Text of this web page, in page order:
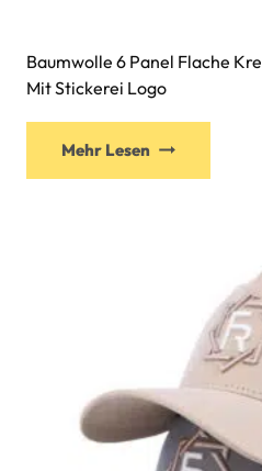
Baumwolle 6 Panel Flache
Mit Stickerei Logo
Mehr Lesen